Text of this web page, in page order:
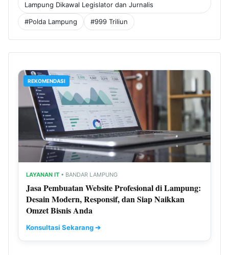
Lampung Dikawal Legislator dan Jurnalis
#Polda Lampung #999 Triliun
REKOMENDASI
LAYANAN IT • BANDAR LAMPUNG
Jasa Pembuatan Website Profesional di Lampung:
Desain Modern, Responsif, dan Siap Naikkan
Omzet Bisnis Anda
Konsultasi Sekarang ➔